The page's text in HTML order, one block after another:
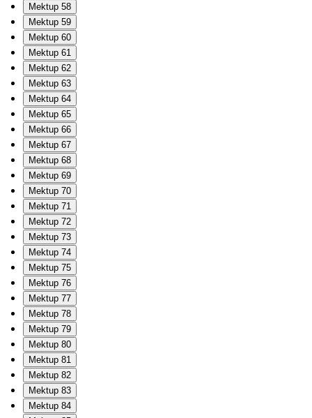
Mektup 58
Mektup 59
Mektup 60
Mektup 61
Mektup 62
Mektup 63
Mektup 64
Mektup 65
Mektup 66
Mektup 67
Mektup 68
Mektup 69
Mektup 70
Mektup 71
Mektup 72
Mektup 73
Mektup 74
Mektup 75
Mektup 76
Mektup 77
Mektup 78
Mektup 79
Mektup 80
Mektup 81
Mektup 82
Mektup 83
Mektup 84